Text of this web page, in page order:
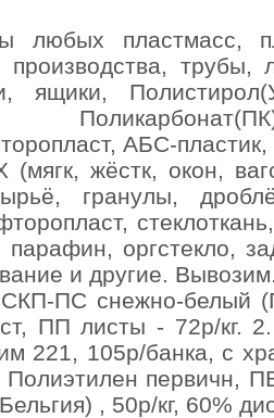
любых пластмасс,
трубы,
ящики,
АБС-
жёстк, окон,
гранулы,
парафин, оргстекло,
и другие.
ПС снежно-белый
ПП листы - 72р/кг.
221, 105р/банка, с
Полиэтилен первичн,
, 50р/кг, 60%